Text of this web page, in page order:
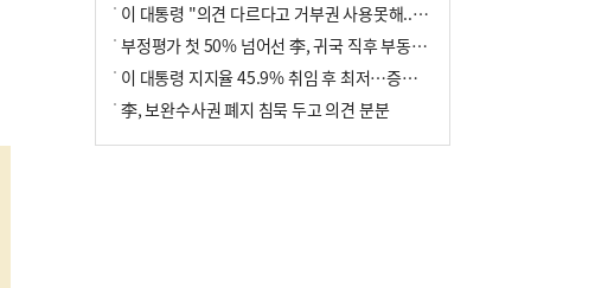
이 대통령 "의견 다르다고 거부권 사용못해.. 입법권 부정할 상황이라 보기 어려워"
부정평가 첫 50% 넘어선 李, 귀국 직후 부동산·증시 점검(종합)
이 대통령 지지율 45.9% 취임 후 최저…증시 폭락·연임 개헌 논란 영향
李, 보완수사권 폐지 침묵 두고 의견 분분